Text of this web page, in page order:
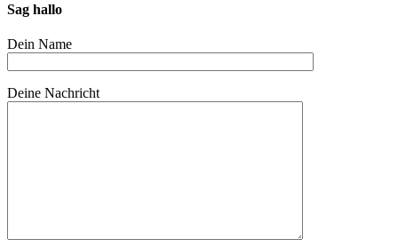
Sag hallo
Dein Name
Deine Nachricht